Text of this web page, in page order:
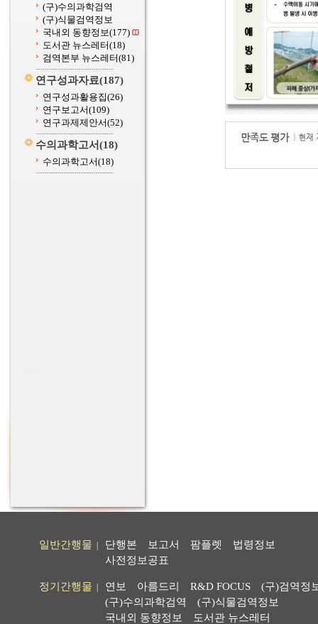
(구)수의과학검역
(구)식물검역정보
국내외 동향정보(177)
도서관 뉴스레터(18)
검역본부 뉴스레터(81)
연구성과자료(187)
연구성과활용집(26)
연구보고서(109)
연구과제제안서(52)
수의과학고서(18)
수의과학고서(18)
일반간행물 단행본 보고서 팜플렛
법령정보
사전정보공표
정기간행물 연보 아름드리 R&D FOCUS
(구)검역정
(구)수의과학검역
(구)식물검역정보
국내외 동향정보
도서관 뉴스레터